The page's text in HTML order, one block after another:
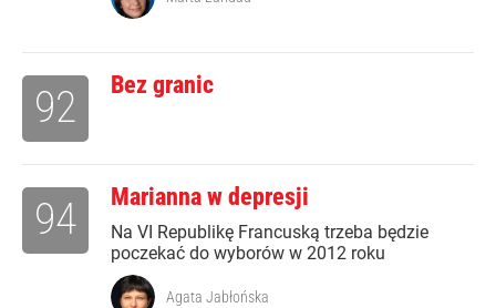
Bez granic
92
Marianna w depresji
Na VI Republikę Francuską trzeba będzie
poczekać do wyborów w 2012 roku
94
Agata Jabłońska